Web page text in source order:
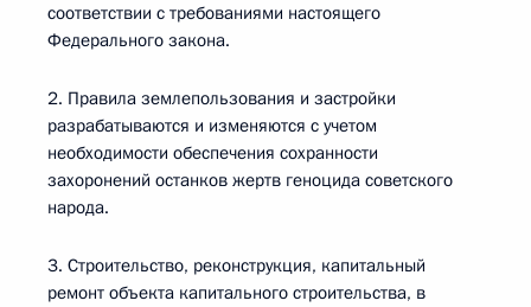
соответствии с требованиями настоящего
Федерального закона.
2. Правила землепользования и застройки
разрабатываются и изменяются с учетом
необходимости обеспечения сохранности
захоронений останков жертв геноцида советского
народа.
3. Строительство, реконструкция, капитальный
ремонт объекта капитального строительства, в